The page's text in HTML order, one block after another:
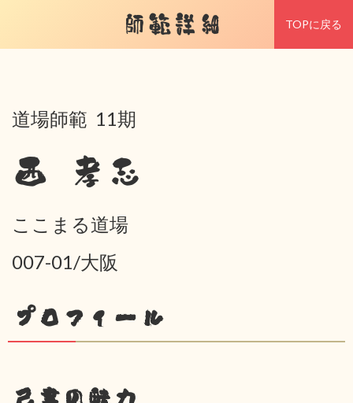
師範詳細 TOPに戻る
道場師範 11期
西 孝志
ここまる道場
007-01/大阪
プロフィール